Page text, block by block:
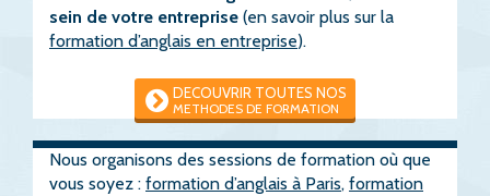
sein de votre entreprise (en savoir plus sur la
formation d’anglais en entreprise).
DECOUVRIR TOUTES NOS
METHODES DE FORMATION
Nous organisons des sessions de formation où que
vous soyez : formation d’anglais à Paris, formation